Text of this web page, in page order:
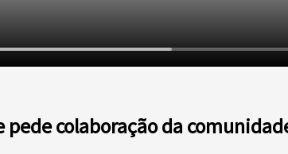
pede colaboração da